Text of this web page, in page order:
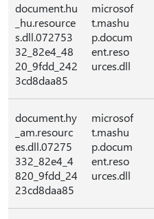
document.hu
_hu.resource
s.dll.072753
32_82e4_48
20_9fdd_242
3cd8daa85
microsof
t.mashu
p.docum
ent.reso
urces.dll
document.hy
_am.resourc
es.dll.07275
332_82e4_4
820_9fdd_24
23cd8daa85
microsof
t.mashu
p.docum
ent.reso
urces.dll